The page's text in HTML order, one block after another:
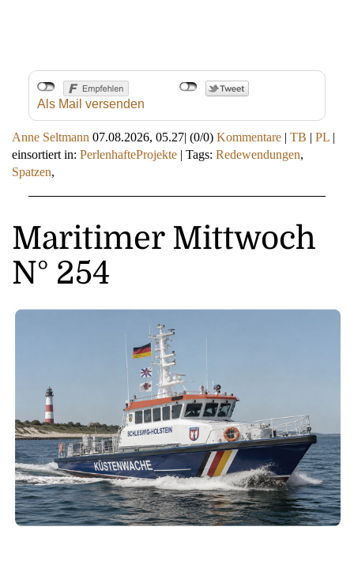
Als Mail versenden
Anne Seltmann 07.08.2026, 05.27| (0/0) Kommentare | TB | PL |
einsortiert in: PerlenhafteProjekte | Tags: Redewendungen,
Spatzen,
Maritimer Mittwoch
N° 254